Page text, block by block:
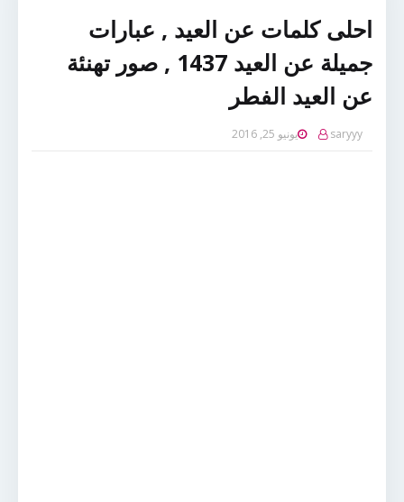
احلى كلمات عن العيد , عبارات
جميلة عن العيد 1437 , صور تهنئة
عن العيد الفطر
saryyy يونيو 25, 2016